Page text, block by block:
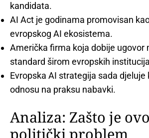
kandidata.
AI Act je godinama promovisan
evropskog AI ekosistema.
Američka firma koja dobije ugovor
standard širom evropskih
Evropska AI strategija sada
odnosu na praksu nabavki.
Analiza: Zašto je
politički problem